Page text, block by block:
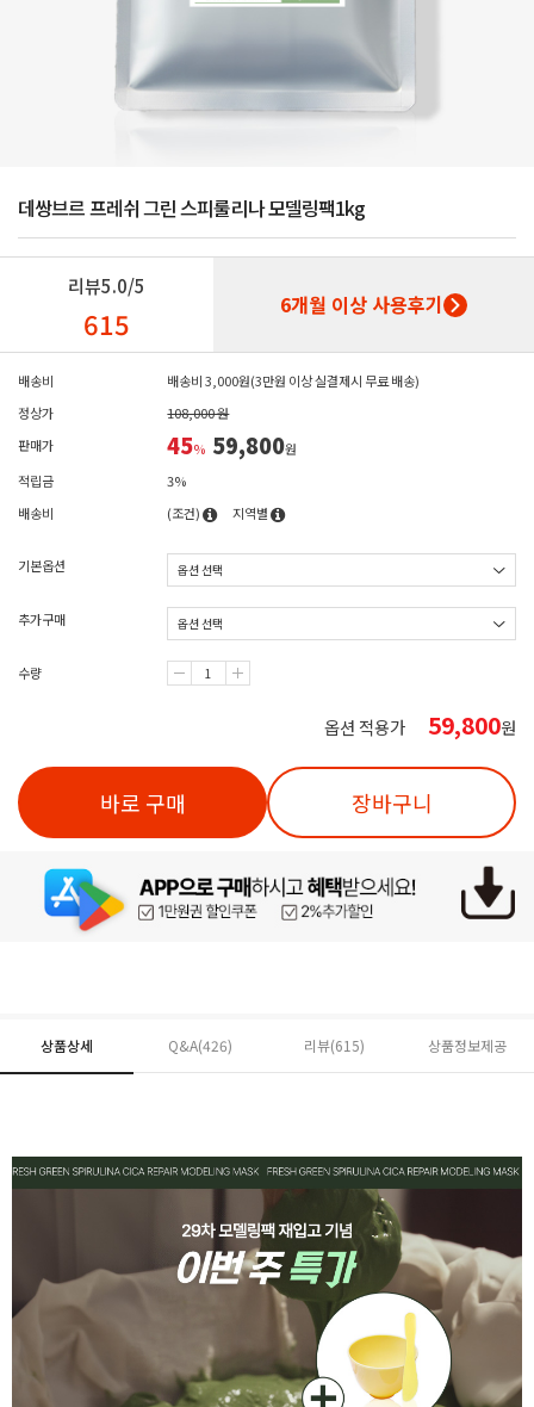
데쌍브르 프레쉬 그린 스피룰리나 모델링팩1kg
리뷰5.0/5
615 6개월 이상 사용후기
배송비
배송비 3,000원(3만원 이상 실결제시 무료 배송)
정상가
108,000 원
판매가
45% 59,800원
적립금
3%
배송비
(조건) 지역별
기본옵션
추가구매
수량
옵션 적용가 59,800원
바로 구매 장바구니
상품상세 Q&A(426) 리뷰(615) 상품정보제공